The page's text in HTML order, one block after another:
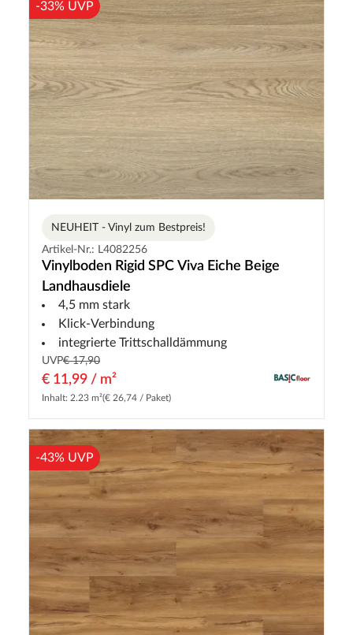
-33% UVP
NEUHEIT - Vinyl zum Bestpreis!
Artikel-Nr.: L4082256
Vinylboden Rigid SPC Viva Eiche Beige
Landhausdiele
4,5 mm stark
Klick-Verbindung
integrierte Trittschalldämmung
UVP€ 17,90
€ 11,99 / m²
Inhalt: 2.23 m²(€ 26,74 / Paket)
-43% UVP